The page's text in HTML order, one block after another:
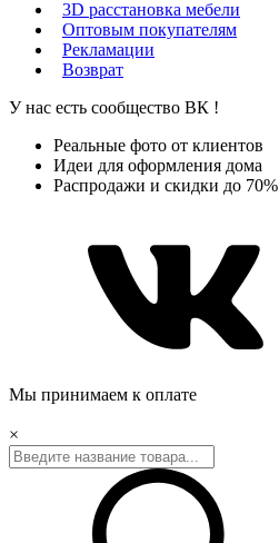
3D расстановка мебели
Оптовым покупателям
Рекламации
Возврат
У нас есть сообщество ВК !
Реальные фото от клиентов
Идеи для оформления дома
Распродажи и скидки до 70%
Мы принимаем к оплате
×